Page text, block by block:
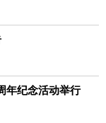
年纪念活动举行